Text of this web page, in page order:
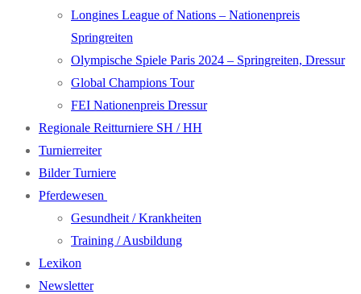
Longines League of Nations – Nationenpreis
Springreiten
Olympische Spiele Paris 2024 – Springreiten, Dressur
Global Champions Tour
FEI Nationenpreis Dressur
Regionale Reitturniere SH / HH
Turnierreiter
Bilder Turniere
Pferdewesen
Gesundheit / Krankheiten
Training / Ausbildung
Lexikon
Newsletter